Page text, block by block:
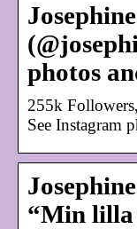
photos
255k
See Instagram
“Min lilla